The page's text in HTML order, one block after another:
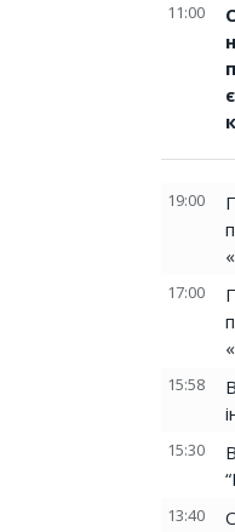
11:00
19:00
17:00
15:58
15:30
13:40